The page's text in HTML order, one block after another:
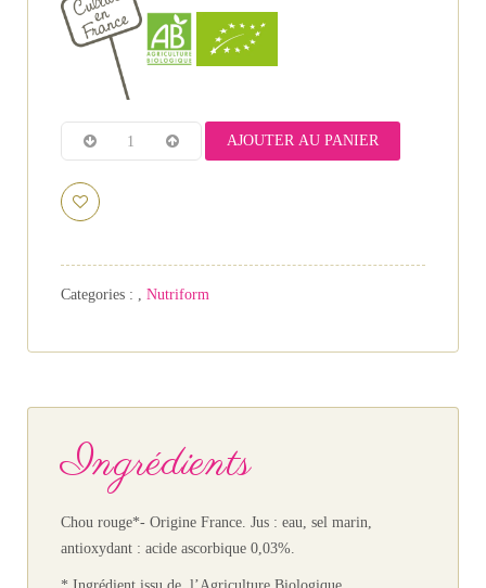
AJOUTER AU PANIER
Categories : , Nutriform
Ingrédients
Chou rouge*- Origine France. Jus : eau, sel marin,
antioxydant : acide ascorbique 0,03%.